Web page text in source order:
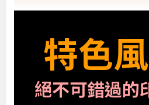
特色
絕不可錯過的